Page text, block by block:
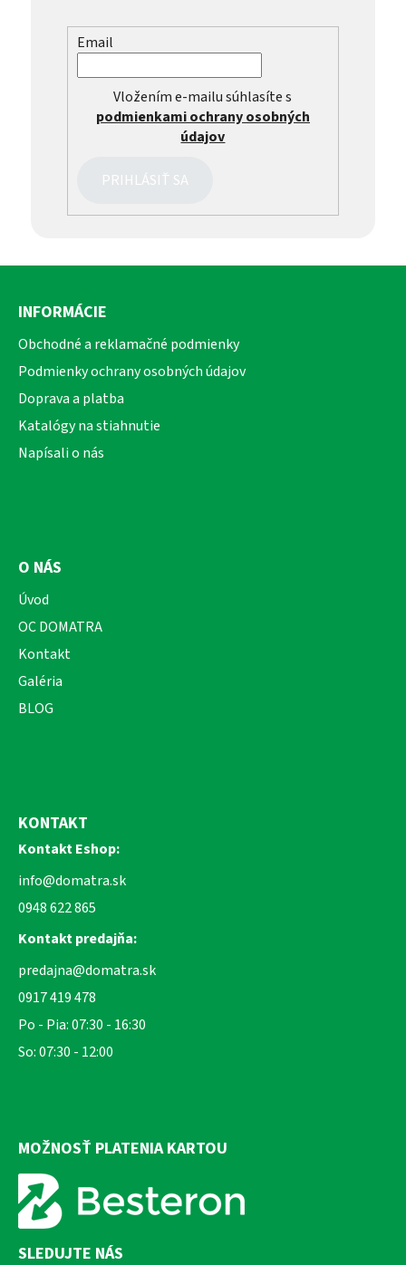
Email
Vložením e-mailu súhlasíte s
podmienkami ochrany osobných
údajov
PRIHLÁSIŤ SA
Z
INFORMÁCIE
Obchodné a reklamačné podmienky
Podmienky ochrany osobných údajov
Doprava a platba
Katalógy na stiahnutie
Napísali o nás
O NÁS
Úvod
OC DOMATRA
Kontakt
Galéria
BLOG
KONTAKT
Kontakt Eshop:
info@domatra.sk
0948 622 865
Kontakt predajňa:
predajna@domatra.sk
0917 419 478
Po - Pia: 07:30 - 16:30
So: 07:30 - 12:00
MOŽNOSŤ PLATENIA KARTOU
SLEDUJTE NÁS